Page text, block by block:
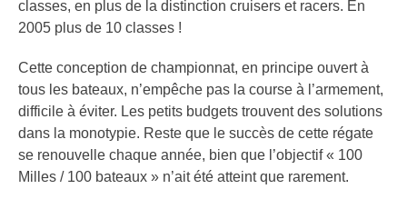
classes, en plus de la distinction cruisers et racers. En
2005 plus de 10 classes !
Cette conception de championnat, en principe ouvert à
tous les bateaux, n’empêche pas la course à l’armement,
difficile à éviter. Les petits budgets trouvent des solutions
dans la monotypie. Reste que le succès de cette régate
se renouvelle chaque année, bien que l’objectif « 100
Milles / 100 bateaux » n’ait été atteint que rarement.